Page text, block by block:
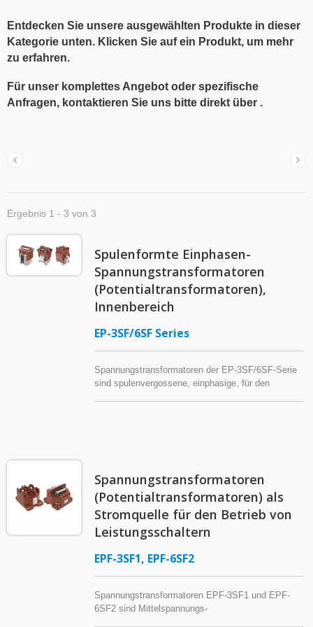
Entdecken Sie unsere ausgewählten Produkte in dieser
Kategorie unten. Klicken Sie auf ein Produkt, um mehr
zu erfahren.
Für unser komplettes Angebot oder spezifische
Anfragen, kontaktieren Sie uns bitte direkt über .
Ergebnis 1 - 3 von 3
Spulenformte Einphasen-
Spannungstransformatoren
(Potentialtransformatoren),
Innenbereich
EP-3SF/6SF Series
Spannungstransformatoren der EP-3SF/6SF-Serie
sind spulenvergossene, einphasige, für den
hat der Spannungstransformator zwei
Leistungssicherungen, die an der Primärseite
angebracht sind. Bestimmte Modelle aus dieser
Serie können als Hilfsstromquelle für den Betrieb
von Leistungsschaltern verwendet werden – das
heißt, als Steuertransformator (CPT), auch als
Steuertransformator (CTR), Industrie-
Spannungstransformatoren
(Potentialtransformatoren) als
Stromquelle für den Betrieb von
Leistungsschaltern
EPF-3SF1, EPF-6SF2
Spannungstransformatoren EPF-3SF1 und EPF-
6SF2 sind Mittelspannungs-